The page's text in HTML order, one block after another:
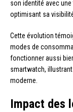
son identité avec
optimisant sa
Cette évolution
modes de
fonctionner aussi
smartwatch,
moderne.
Impact des